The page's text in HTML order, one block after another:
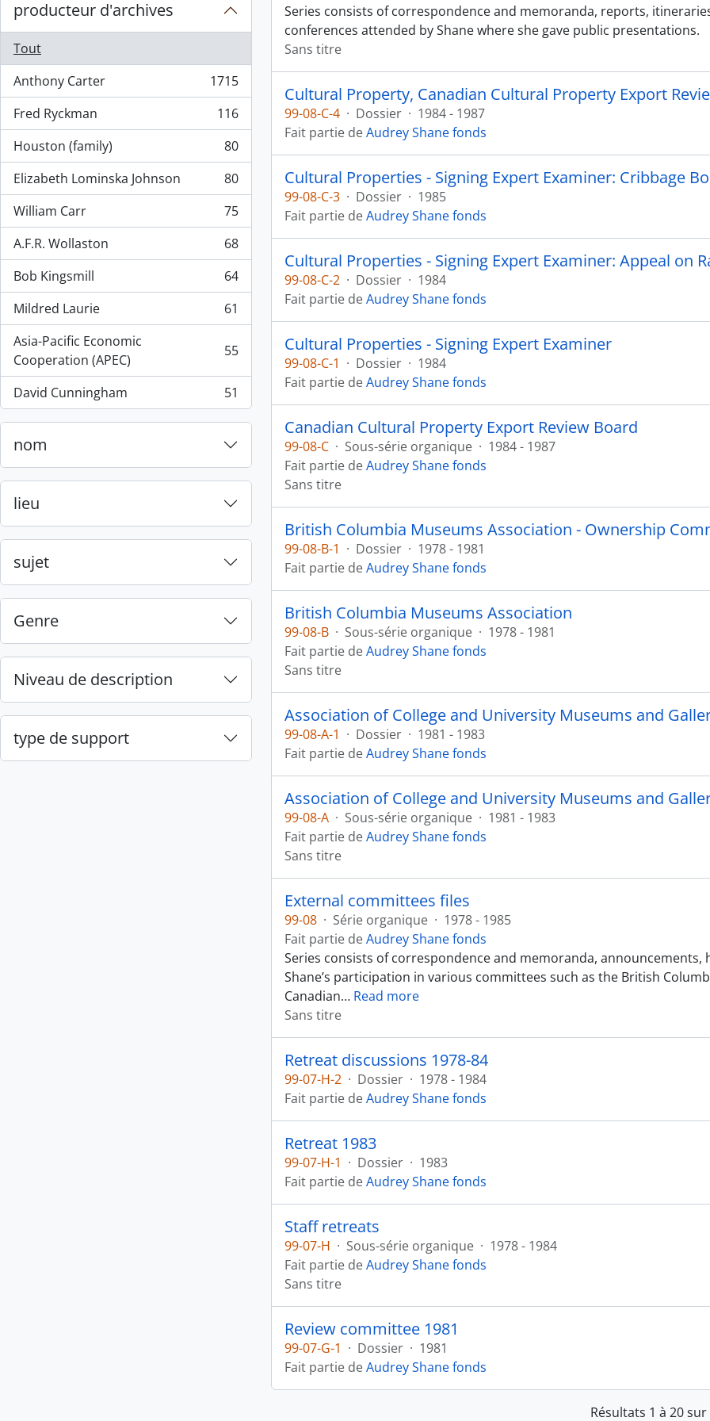
producteur d'archives
Tout
Anthony Carter
, 1715 résultats
1715
Fred Ryckman
, 116 résultats
116
Houston (family)
, 80 résultats
80
Elizabeth Lominska Johnson
, 80 résultats
80
William Carr
, 75 résultats
75
A.F.R. Wollaston
, 68 résultats
68
Bob Kingsmill
, 64 résultats
64
Mildred Laurie
, 61 résultats
61
Asia-Pacific Economic
Cooperation (APEC)
, 55 résultats 55
David Cunningham
, 51 résultats 51
nom
lieu
sujet
Genre
Niveau de description
type de support
Series consists of correspondence and memoranda, reports,
conferences attended by Shane where she gave public presentations.
Sans titre
Cultural Property, Canadian Cultural Property Export
99-08-C-4 · Dossier · 1984 - 1987
Fait partie deAudrey Shane fonds
Cultural Properties - Signing Expert Examiner: Cribbage
99-08-C-3 · Dossier · 1985
Fait partie deAudrey Shane fonds
Cultural Properties - Signing Expert Examiner: Appeal on
99-08-C-2 · Dossier · 1984
Fait partie deAudrey Shane fonds
Cultural Properties - Signing Expert Examiner
99-08-C-1 · Dossier · 1984
Fait partie deAudrey Shane fonds
Canadian Cultural Property Export Review Board
99-08-C · Sous-série organique · 1984 - 1987
Fait partie deAudrey Shane fonds
Sans titre
British Columbia Museums Association - Ownership
99-08-B-1 · Dossier · 1978 - 1981
Fait partie deAudrey Shane fonds
British Columbia Museums Association
99-08-B · Sous-série organique · 1978 - 1981
Fait partie deAudrey Shane fonds
Sans titre
Association of College and University Museums and
99-08-A-1 · Dossier · 1981 - 1983
Fait partie deAudrey Shane fonds
Association of College and University Museums and
99-08-A · Sous-série organique · 1981 - 1983
Fait partie deAudrey Shane fonds
Sans titre
External committees files
99-08 · Série organique · 1978 - 1985
Fait partie deAudrey Shane fonds
Series consists of correspondence and memoranda,
Shane’s participation in various committees such as the British
Canadian… Read more
Sans titre
Retreat discussions 1978-84
99-07-H-2 · Dossier · 1978 - 1984
Fait partie deAudrey Shane fonds
Retreat 1983
99-07-H-1 · Dossier · 1983
Fait partie deAudrey Shane fonds
Staff retreats
99-07-H · Sous-série organique · 1978 - 1984
Fait partie deAudrey Shane fonds
Sans titre
Review committee 1981
99-07-G-1 · Dossier · 1981
Fait partie deAudrey Shane fonds
Résultats 1 à 20 sur